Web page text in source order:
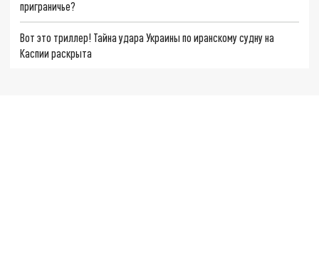
приграничье?
Вот это триллер! Тайна удара Украины по иранскому судну на
Каспии раскрыта